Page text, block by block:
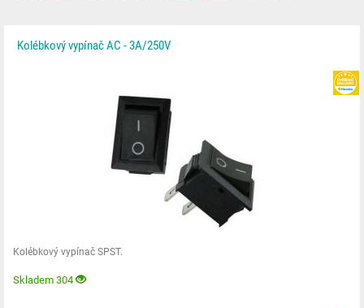
Kolébkový vypínač AC - 3A/250V
Kolébkový vypínač SPST.
Skladem 304